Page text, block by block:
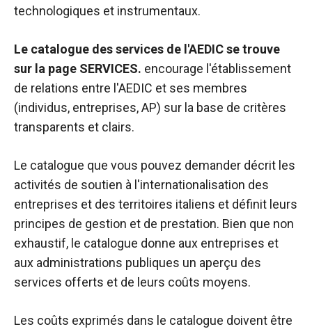
technologiques et instrumentaux.
Le catalogue des services de l'AEDIC se trouve
sur la page SERVICES. encourage l'établissement
de relations entre l'AEDIC et ses membres
(individus, entreprises, AP) sur la base de critères
transparents et clairs.
Le catalogue que vous pouvez demander décrit les
activités de soutien à l'internationalisation des
entreprises et des territoires italiens et définit leurs
principes de gestion et de prestation. Bien que non
exhaustif, le catalogue donne aux entreprises et
aux administrations publiques un aperçu des
services offerts et de leurs coûts moyens.
Les coûts exprimés dans le catalogue doivent être